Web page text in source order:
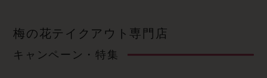
梅の花テイクアウト専門店
キャンペーン・特集